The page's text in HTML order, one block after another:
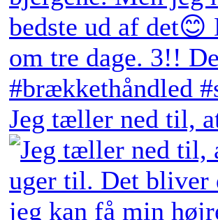
Jeg tæller ned til,